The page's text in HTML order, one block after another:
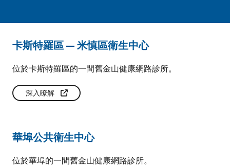
卡斯特羅區 — 米慎區衛生中心
位於卡斯特羅區的一間舊金山健康網路診所。
深入瞭解
華埠公共衛生中心
位於華埠的一間舊金山健康網路診所。